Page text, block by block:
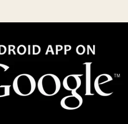
Kurumsal
Hakkımızda